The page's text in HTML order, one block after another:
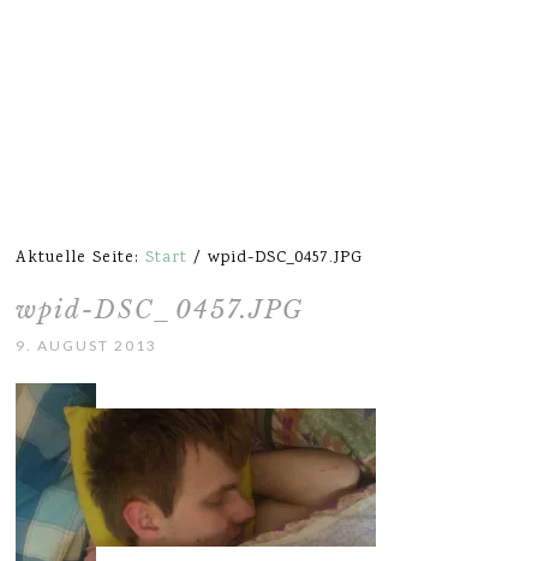
Aktuelle Seite:Start / wpid-DSC_0457.JPG
wpid-DSC_0457.JPG
9. AUGUST 2013